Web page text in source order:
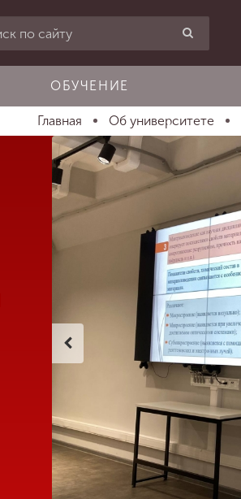
ОБУЧЕНИЕ
Главная Об университете